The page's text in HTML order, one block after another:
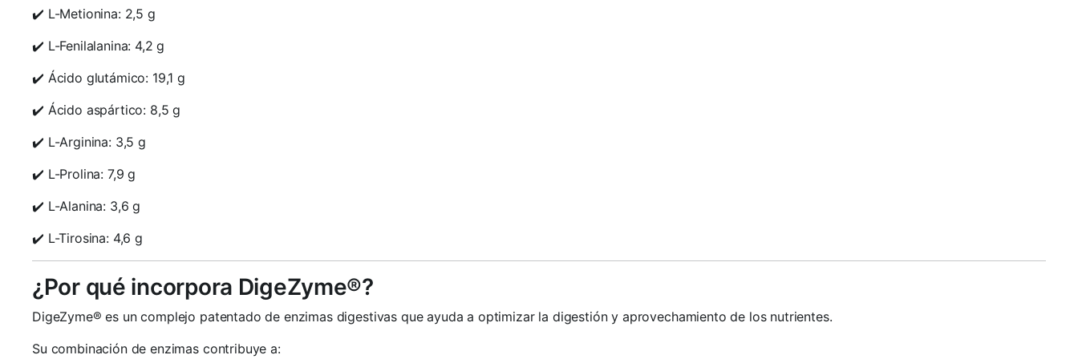
✔️ L-Metionina: 2,5 g
✔️ L-Fenilalanina: 4,2 g
✔️ Ácido glutámico: 19,1 g
✔️ Ácido aspártico: 8,5 g
✔️ L-Arginina: 3,5 g
✔️ L-Prolina: 7,9 g
✔️ L-Alanina: 3,6 g
✔️ L-Tirosina: 4,6 g
¿Por qué incorpora DigeZyme®?
DigeZyme® es un complejo patentado de enzimas digestivas que ayuda a optimizar la digestión y aprovechamiento de los nutrientes.
Su combinación de enzimas contribuye a: